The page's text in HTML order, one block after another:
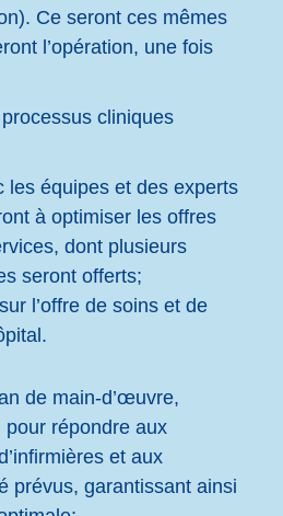
Ce seront ces mêmes
l’opération, une fois
cliniques
les équipes et des experts
à optimiser les offres
dont plusieurs
seront offerts;
l’offre de soins et de
de main-d’œuvre,
répondre aux
et aux
prévus, garantissant ainsi